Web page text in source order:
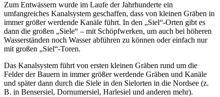
Zum Entwässern wurde im Laufe der Jahrhunderte ein
umfangreiches Kanalsystem geschaffen, dass von kleinen Gräben in
immer größer werdende Kanäle führt. In den „Siel“-Orten gibt es
dann die großen „Siele“ – mit Schöpfwerken, um auch bei höheren
Wasserständen noch Wasser abführen zu können oder einfach nur
mit großen „Siel“-Toren.
Das Kanalsystem führt von ersten kleinen Gräben rund um die
Felder der Bauern in immer größer werdende Gräben und Kanäle
und später dann durch die Siele in den Sielorten in die Nordsee (z.
B. in Bensersiel, Dornumersiel, Harlesiel und anderen mehr).